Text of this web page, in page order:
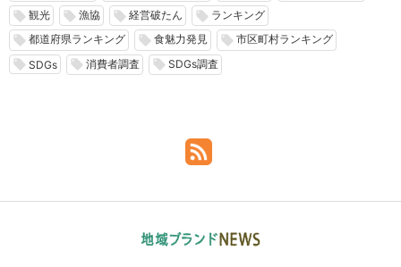
local_offer 観光 local_offer 漁協 local_offer 経営破たん local_offer ランキング
local_offer 都道府県ランキング local_offer 食魅力発見 local_offer 市区町村ランキング
local_offer SDGs local_offer 消費者調査 local_offer SDGs調査